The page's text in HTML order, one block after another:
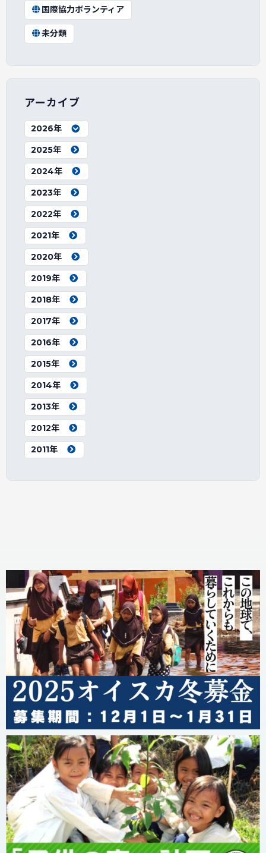
国際協力ボランティア
未分類
アーカイブ
2026年
2025年
2024年
2023年
2022年
2021年
2020年
2019年
2018年
2017年
2016年
2015年
2014年
2013年
2012年
2011年